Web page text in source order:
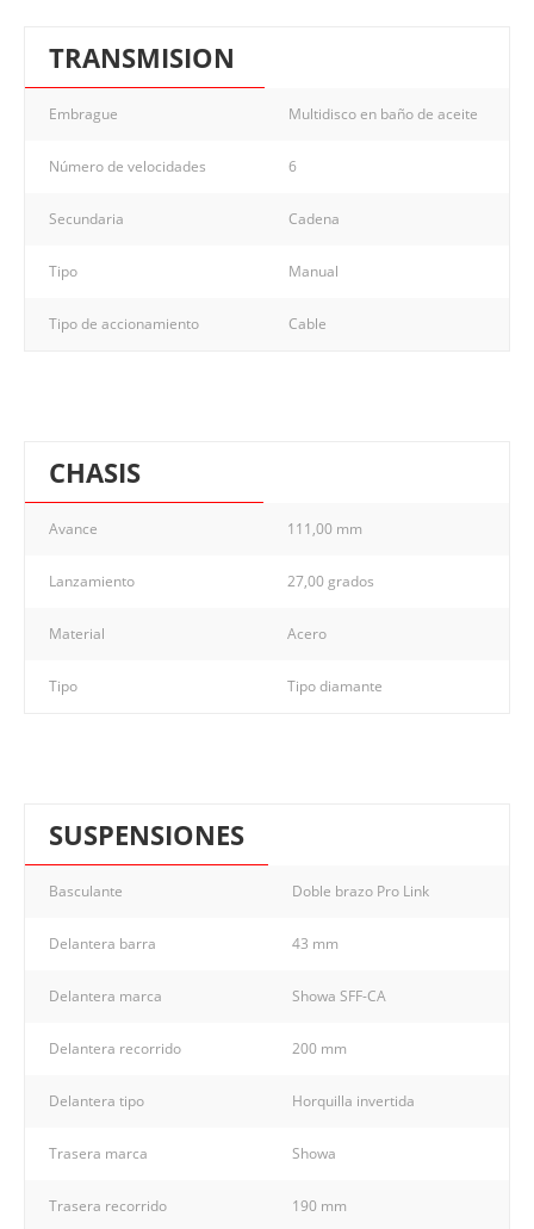
TRANSMISION
Embrague Multidisco en baño de aceite
Número de velocidades 6
Secundaria Cadena
Tipo Manual
Tipo de accionamiento Cable
CHASIS
Avance 111,00 mm
Lanzamiento 27,00 grados
Material Acero
Tipo Tipo diamante
SUSPENSIONES
Basculante Doble brazo Pro Link
Delantera barra 43 mm
Delantera marca Showa SFF-CA
Delantera recorrido 200 mm
Delantera tipo Horquilla invertida
Trasera marca Showa
Trasera recorrido 190 mm